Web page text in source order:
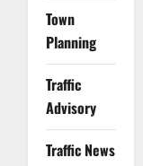
Town
Planning
Traffic
Advisory
Traffic News